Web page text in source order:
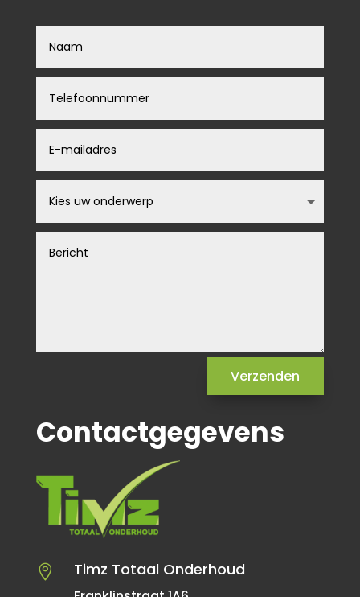
Verzenden
Contactgegevens
 Timz Totaal Onderhoud